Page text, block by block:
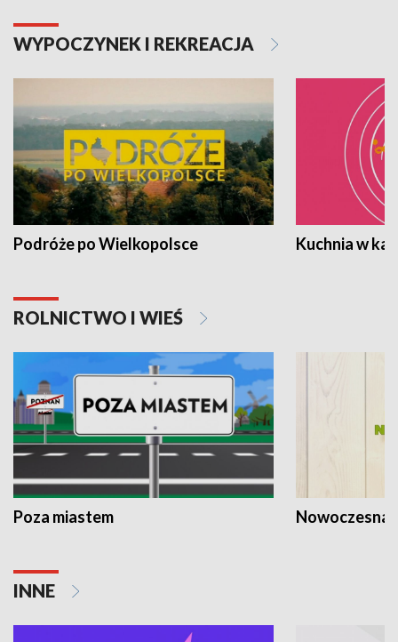
WYPOCZYNEK I REKREACJA
Podróże po Wielkopolsce Kuchnia w
ROLNICTWO I WIEŚ
Poza miastem Nowoczesna
INNE